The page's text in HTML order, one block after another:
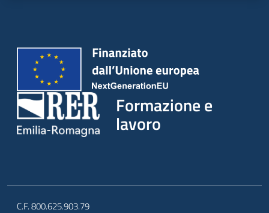
Formazione e
lavoro
C.F. 800.625.903.79